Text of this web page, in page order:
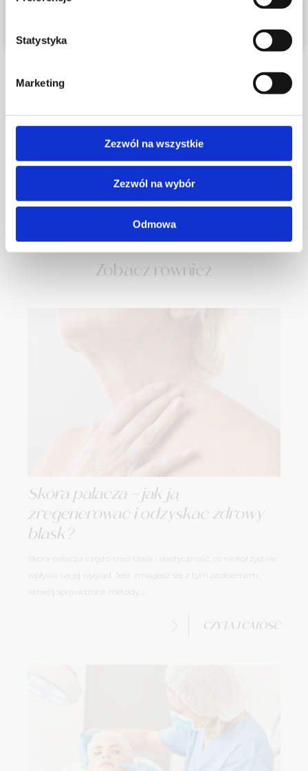
Statystyka
Marketing
Zezwól na wszystkie
Zezwól na wybór
Odmowa
Założycielka i prezes Estime, absolwentka Wydziału
Lekarskiego Akademii Medycznej w Poznaniu. II stopień
specjalizacji z dermatologii i wenerologii uzyskała w 2003
dermatologii i medycyny estetycznej zdobywała i
szkoleniach, kursach i sympozjach. Wieloletnia praktyka
zawodowa, przynależność do Stowarzyszenia
Dermatologów Estetycznych, Europejskiego
Stowarzyszenia Dermatologii Estetycznej i Kosmetycznej
Zobacz również
Skóra palacza – jak ją
zregenerować i odzyskać zdrowy
blask?
Skóra palacza często traci blask i elastyczność, co niekorzystnie
wpływa na jej wygląd. Jeśli zmagasz się z tym problemem,
istnieją sprawdzone metody, ...
CZYTAJ CAŁOŚĆ